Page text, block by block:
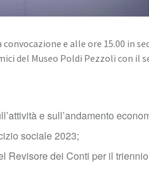
e alle ore 15.00 in
del Museo Poldi Pezzoli con il
e sull’andamento
sociale 2023;
Revisore dei Conti per il